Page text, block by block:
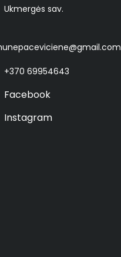
Ukmergės sav.
+370 69954643
Facebook
Instagram